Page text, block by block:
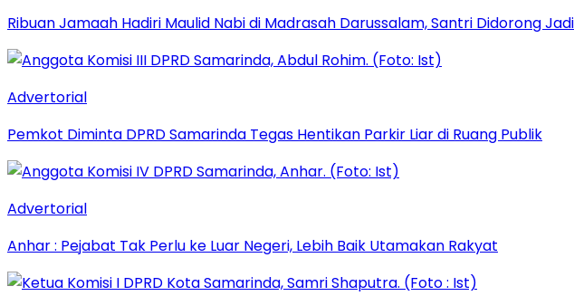
Ribuan Jamaah Hadiri Maulid Nabi di Madrasah Darussalam, Santri Didorong
Advertorial
Pemkot Diminta DPRD Samarinda Tegas Hentikan Parkir Liar di Ruang Publik
Advertorial
Anhar : Pejabat Tak Perlu ke Luar Negeri, Lebih Baik Utamakan Rakyat